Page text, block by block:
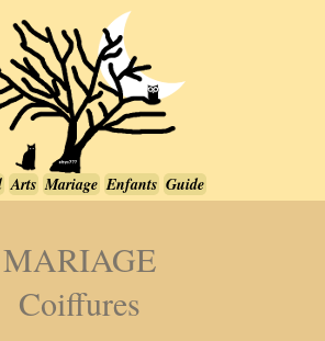
Arts Mariage Enfants Guide
MARIAGE
Coiffures